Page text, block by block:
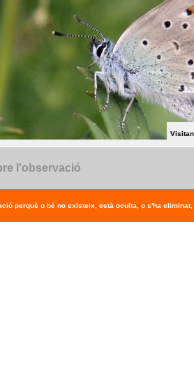
l'observació
perquè o bé no existeix, està oculta, o s'ha